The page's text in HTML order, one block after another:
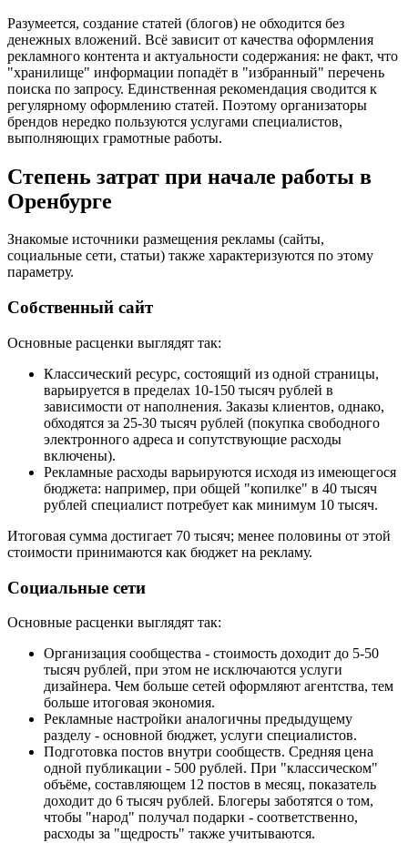
Разумеется, создание статей (блогов) не обходится без
денежных вложений. Всё зависит от качества оформления
рекламного контента и актуальности содержания: не факт, что
"хранилище" информации попадёт в "избранный" перечень
поиска по запросу. Единственная рекомендация сводится к
регулярному оформлению статей. Поэтому организаторы
брендов нередко пользуются услугами специалистов,
выполняющих грамотные работы.
Степень затрат при начале работы в
Оренбурге
Знакомые источники размещения рекламы (сайты,
социальные сети, статьи) также характеризуются по этому
параметру.
Собственный сайт
Основные расценки выглядят так:
Классический ресурс, состоящий из одной страницы,
варьируется в пределах 10-150 тысяч рублей в
зависимости от наполнения. Заказы клиентов, однако,
обходятся за 25-30 тысяч рублей (покупка свободного
электронного адреса и сопутствующие расходы
включены).
Рекламные расходы варьируются исходя из имеющегося
бюджета: например, при общей "копилке" в 40 тысяч
рублей специалист потребует как минимум 10 тысяч.
Итоговая сумма достигает 70 тысяч; менее половины от этой
стоимости принимаются как бюджет на рекламу.
Социальные сети
Основные расценки выглядят так:
Организация сообщества - стоимость доходит до 5-50
тысяч рублей, при этом не исключаются услуги
дизайнера. Чем больше сетей оформляют агентства, тем
больше итоговая экономия.
Рекламные настройки аналогичны предыдущему
разделу - основной бюджет, услуги специалистов.
Подготовка постов внутри сообществ. Средняя цена
одной публикации - 500 рублей. При "классическом"
объёме, составляющем 12 постов в месяц, показатель
доходит до 6 тысяч рублей. Блогеры заботятся о том,
чтобы "народ" получал подарки - соответственно,
расходы за "щедрость" также учитываются.